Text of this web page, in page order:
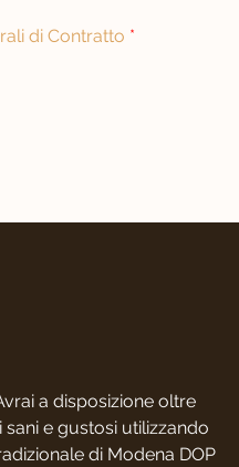
di Contratto *
a disposizione oltre
e gustosi utilizzando
di Modena DOP